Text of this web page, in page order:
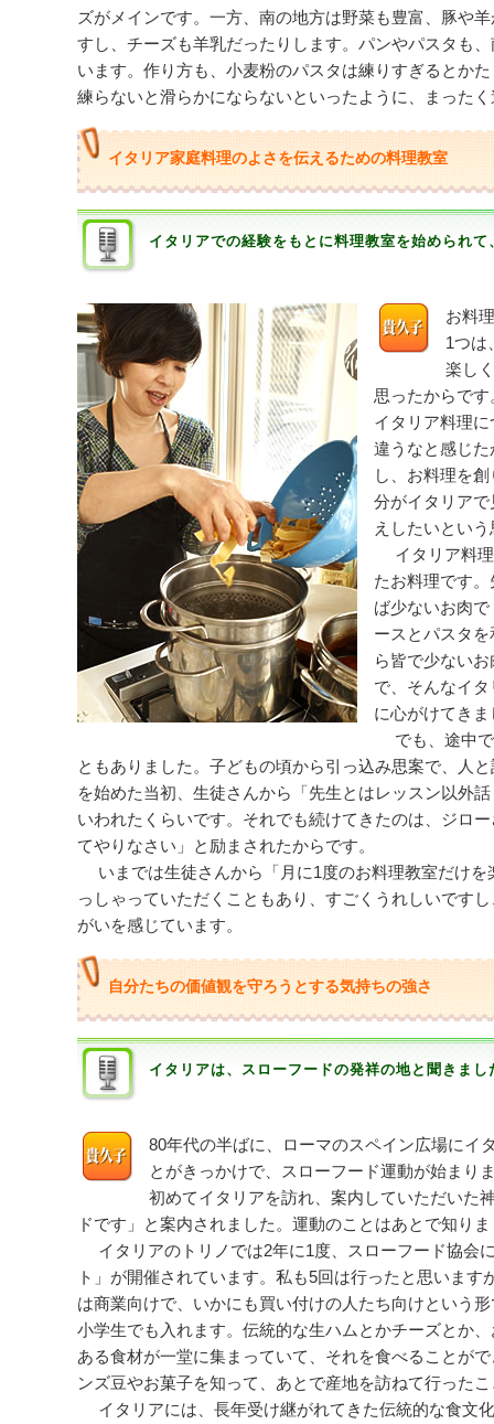
ズがメインです。一方、南の地方は野菜も豊富、豚や
すし、チーズも羊乳だったりします。パンやパスタも
います。作り方も、小麦粉のパスタは練りすぎるとか
練らないと滑らかにならないといったように、まった
イタリア家庭料理のよさを伝えるための料理教室
イタリアでの経験をもとに料理教室を始められ
お料
1つは
楽し
思ったからで
イタリア料理
違うなと感じ
し、お料理を
分がイタリア
えしたいとい
イタリア料理
たお料理です
ば少ないお肉
ースとパスタ
ら皆で少ない
で、そんなイ
に心がけてきま
でも、途中で
ともありました。子どもの頃から引っ込み思案で、人
を始めた当初、生徒さんから「先生とはレッスン以外
いわれたくらいです。それでも続けてきたのは、ジロ
てやりなさい」と励まされたからです。
いまでは生徒さんから「月に1度のお料理教室だけを
っしゃっていただくこともあり、すごくうれしいです
がいを感じています。
自分たちの価値観を守ろうとする気持ちの強さ
イタリアは、スローフードの発祥の地と聞きまし
80年代の半ばに、ローマのスペイン広場にイ
とがきっかけで、スローフード運動が始まり
初めてイタリアを訪れ、案内していただいた
ドです」と案内されました。運動のことはあとで知り
イタリアのトリノでは2年に1度、スローフード協会
ト」が開催されています。私も5回は行ったと思いま
は商業向けで、いかにも買い付けの人たち向けという
小学生でも入れます。伝統的な生ハムとかチーズとか
ある食材が一堂に集まっていて、それを食べることが
ンズ豆やお菓子を知って、あとで産地を訪ねて行った
イタリアには、長年受け継がれてきた伝統的な食文